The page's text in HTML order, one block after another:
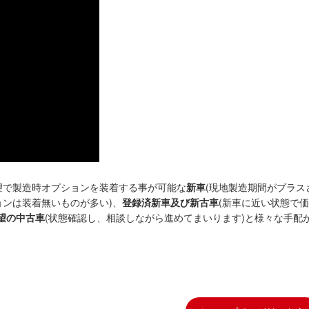
製造時オプションを装着する事が可能な新車(現地製造期間がプラス
は装着無いものが多い)、 登録済新車及び新古車(新車に近い状態で
の中古車(状態確認し、相談しながら進めてまいります)と様々な手配